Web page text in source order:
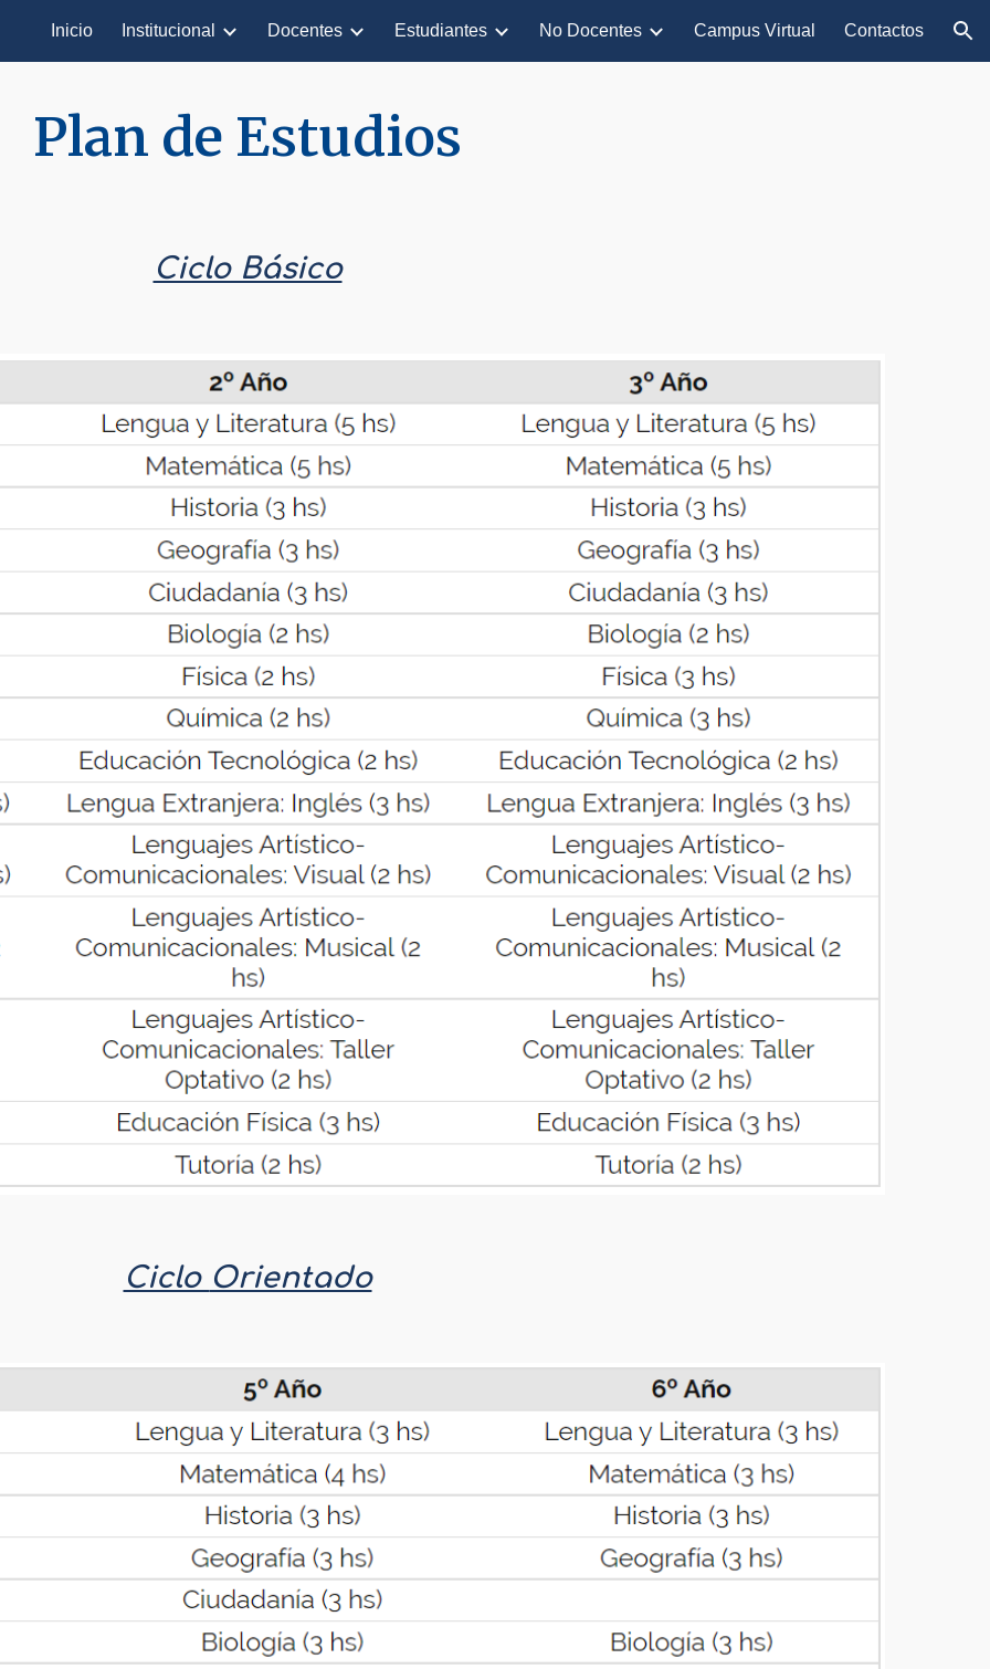
to main content Skip to navigation
Inicio Institucional Docentes Estudiantes No Docentes Campus Virtual Contactos
Plan de Estudios
Ciclo Básico
Ciclo Orientado